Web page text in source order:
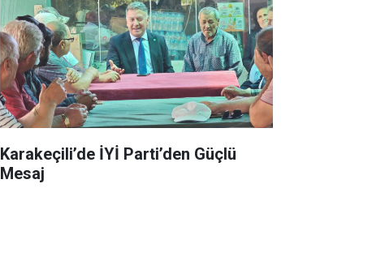
Karakeçili’de İYİ Parti’den Güçlü
Mesaj